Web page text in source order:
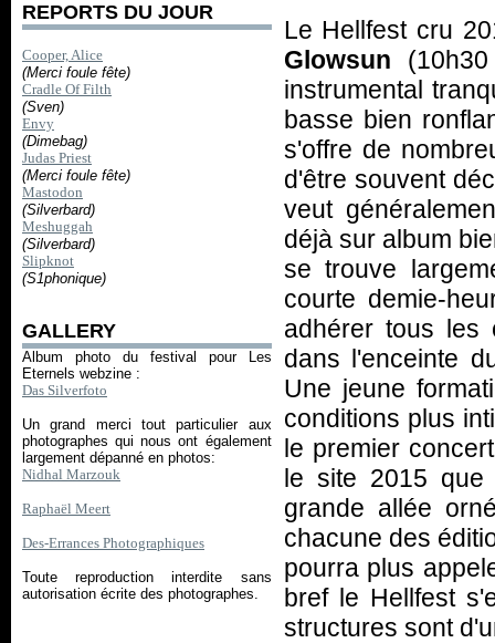
REPORTS DU JOUR
Cooper, Alice
(Merci foule fête)
Cradle Of Filth
(Sven)
Envy
(Dimebag)
Judas Priest
(Merci foule fête)
Mastodon
(Silverbard)
Meshuggah
(Silverbard)
Slipknot
(S1phonique)
GALLERY
Album photo du festival pour Les
Eternels webzine :
Das Silverfoto
Un grand merci tout particulier aux
photographes qui nous ont également
largement dépanné en photos:
Nidhal Marzouk
Raphaël Meert
Des-Errances Photographiques
Toute reproduction interdite sans
autorisation écrite des photographes.
Le Hellfest cru
Glowsun
instrumental
basse bien
s'offre de
d'être souvent
veut
déjà sur album
se trouve
courte demie-
adhérer tous les
dans l'enceinte
Une jeune
conditions plus
le premier
le site 2015 que
grande allée
chacune des
pourra plus
bref le Hellfest
structures sont